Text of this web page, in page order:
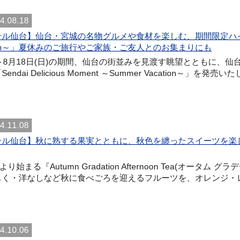
ル仙台】仙台・宮城の名物グルメや食材を楽しむ、期間限定
」夏休みのご旅行やご家族・ご友人とのお集まりにも
月18日(日)の期間、仙台の街並みを見渡す眺望とともに、仙
Delicious Moment ～Summer Vacation～」を発売いた
ル仙台】秋に熟する果実とともに、秋色を纏ったスイーツを
り始まる『Autumn Gradation Afternoon Tea(オータム グラ
・洋なしなど秋に食べごろを迎えるフルーツを、オレンジ・